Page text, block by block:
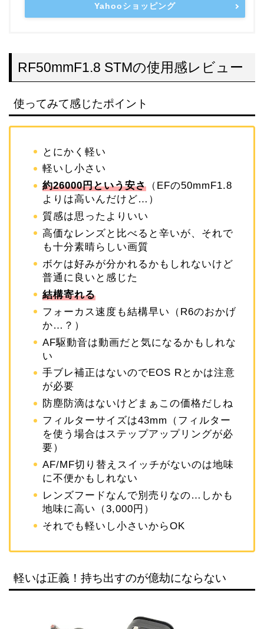
Yahooショッピング
RF50mmF1.8 STMの使用感レビュー
使ってみて感じたポイント
とにかく軽い
軽いし小さい
約26000円という安さ （EFの50mmF1.8
よりは高いんだけど…）
質感は思ったよりいい
高価なレンズと比べると辛いが、それで
も十分素晴らしい画質
ボケは好みが分かれるかもしれないけど
普通に良いと感じた
結構寄れる
フォーカス速度も結構早い（R6のおかげ
か…？）
AF駆動音は動画だと気になるかもしれな
い
手ブレ補正はないのでEOS Rとかは注意
が必要
防塵防滴はないけどまぁこの価格だしね
フィルターサイズは43mm（フィルター
を使う場合はステップアップリングが必
要）
AF/MF切り替えスイッチがないのは地味
に不便かもしれない
レンズフードなんで別売りなの…しかも
地味に高い（3,000円）
それでも軽いし小さいからOK
軽いは正義！持ち出すのが億劫にならない